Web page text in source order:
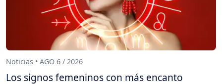
Noticias • AGO 6 / 2026
Los signos femeninos con más encanto